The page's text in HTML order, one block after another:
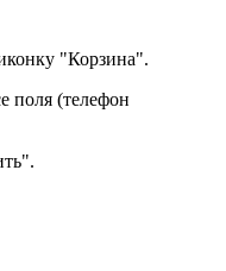
"Корзина".
поля (телефон